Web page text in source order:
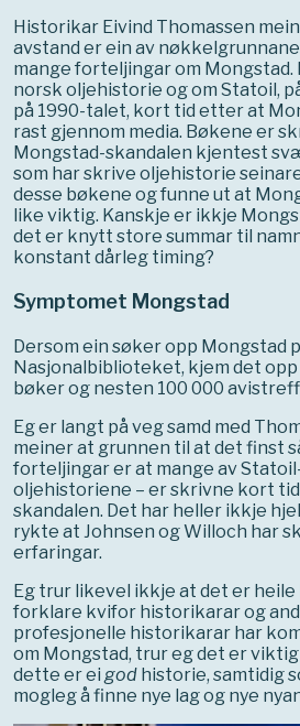
Historikar Eivind Thomassen
avstand er ein av
mange forteljingar om Mongstad.
norsk oljehistorie og om Statoil,
på 1990-talet, kort tid etter at
rast gjennom media. Bøkene er
Mongstad-skandalen kjentest
som har skrive oljehistorie
desse bøkene og funne ut at
like viktig. Kanskje er ikkje
det er knytt store summar til
konstant dårleg timing?
Symptomet Mongstad
Dersom ein søker opp Mongstad
Nasjonalbiblioteket, kjem det
bøker og nesten 100 000
Eg er langt på veg samd med
meiner at grunnen til at det finst
forteljingar er at mange av
oljehistoriene – er skrivne kort
skandalen. Det har heller ikkje
rykte at Johnsen og Willoch har
erfaringar.
Eg trur likevel ikkje at det er heile
forklare kvifor historikarar og
profesjonelle historikarar har
om Mongstad, trur eg det er
dette er ei god historie, samtidig
mogleg å finne nye lag og nye